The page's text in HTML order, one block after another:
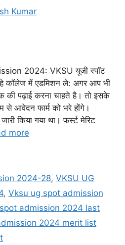
Kumar
2024: VKSU यूजी स्पॉट
कॉलेज में एडमिशन ले: अगर आप भी
की पढ़ाई करना चाहते है। तो इसके
आवेदन फार्म को भरे होंगे।
किया गया था। फर्स्ट मेरिट
more
2024-28,VKSU UG
, Vksu ug spot admission
admission 2024 last
2024 merit list